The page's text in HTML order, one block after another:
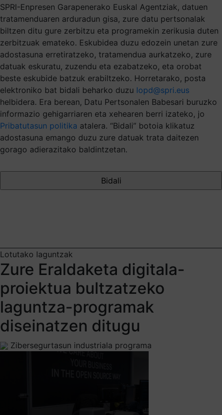
SPRI-Enpresen Garapenerako Euskal Agentziak, datuen
tratamenduaren arduradun gisa, zure datu pertsonalak
biltzen ditu gure zerbitzu eta programekin zerikusia duten
zerbitzuak emateko. Eskubidea duzu edozein unetan zure
adostasuna erretiratzeko, tratamendua aurkatzeko, zure
datuak eskuratu, zuzendu eta ezabatzeko, eta orobat
beste eskubide batzuk erabiltzeko. Horretarako, posta
elektroniko bat bidali beharko duzu lopd@spri.eus
helbidera. Era berean, Datu Pertsonalen Babesari buruzko
informazio gehigarriaren eta xehearen berri izateko, jo
Pribatutasun politika atalera. “Bidali” botoia klikatuz
adostasuna emango duzu zure datuak trata daitezen
gorago adierazitako baldintzetan.
Lotutako laguntzak
Zure Eraldaketa digitala-
proiektua bultzatzeko
laguntza-programak
diseinatzen ditugu
Zibersegurtasun industriala programa